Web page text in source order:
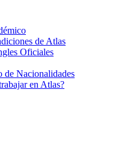
de Atlas
Oficiales
de Nacionalidades
en Atlas?